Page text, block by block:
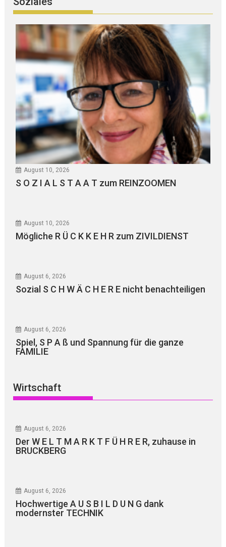
August 10, 2026
S O Z I A L S T A A T zum REINZOOMEN
August 10, 2026
Mögliche R Ü C K K E H R zum ZIVILDIENST
August 6, 2026
Sozial S C H W Ä C H E R E nicht benachteiligen
August 6, 2026
Spiel, S P A ß und Spannung für die ganze
FAMILIE
Wirtschaft
August 6, 2026
Der W E L T M A R K T F Ü H R E R, zuhause in
BRUCKBERG
August 6, 2026
Hochwertige A U S B I L D U N G dank
modernster TECHNIK